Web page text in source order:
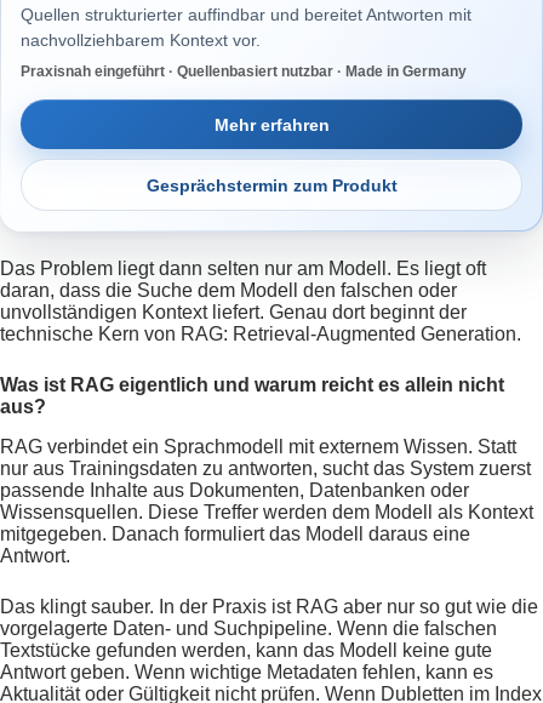
Quellen strukturierter auffindbar und bereitet Antworten mit
nachvollziehbarem Kontext vor.
Praxisnah eingeführt · Quellenbasiert nutzbar · Made in Germany
Mehr erfahren
Gesprächstermin zum Produkt
Das Problem liegt dann selten nur am Modell. Es liegt oft
daran, dass die Suche dem Modell den falschen oder
unvollständigen Kontext liefert. Genau dort beginnt der
technische Kern von RAG: Retrieval-Augmented Generation.
Was ist RAG eigentlich und warum reicht es allein nicht
aus?
RAG verbindet ein Sprachmodell mit externem Wissen. Statt
nur aus Trainingsdaten zu antworten, sucht das System zuerst
passende Inhalte aus Dokumenten, Datenbanken oder
Wissensquellen. Diese Treffer werden dem Modell als Kontext
mitgegeben. Danach formuliert das Modell daraus eine
Antwort.
Das klingt sauber. In der Praxis ist RAG aber nur so gut wie die
vorgelagerte Daten- und Suchpipeline. Wenn die falschen
Textstücke gefunden werden, kann das Modell keine gute
Antwort geben. Wenn wichtige Metadaten fehlen, kann es
Aktualität oder Gültigkeit nicht prüfen. Wenn Dubletten im Index